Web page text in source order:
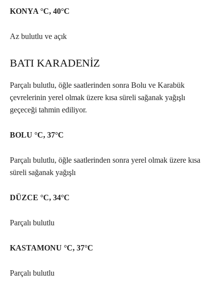
KONYA °C, 40°C
Az bulutlu ve açık
BATI KARADENİZ
Parçalı bulutlu, öğle saatlerinden sonra Bolu ve Karabük
çevrelerinin yerel olmak üzere kısa süreli sağanak yağışlı
geçeceği tahmin ediliyor.
BOLU °C, 37°C
Parçalı bulutlu, öğle saatlerinden sonra yerel olmak üzere kısa
süreli sağanak yağışlı
DÜZCE °C, 34°C
Parçalı bulutlu
KASTAMONU °C, 37°C
Parçalı bulutlu